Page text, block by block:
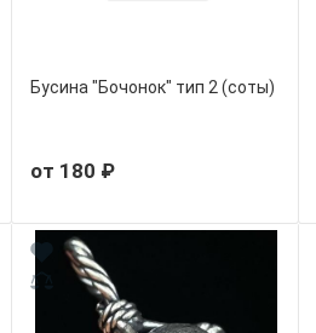
Бусина "Бочонок" тип 2 (соты)
от 180 ₽